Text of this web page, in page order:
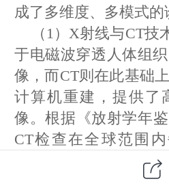
成了多维度、多模式的
（1）X射线与CT技
于电磁波穿透人体组
像，而CT则在此基础
计算机重建，提供了
像。根据《放射学年鉴
CT检查在全球范围
次，其诊断准确率可达
（2）核磁共振成像